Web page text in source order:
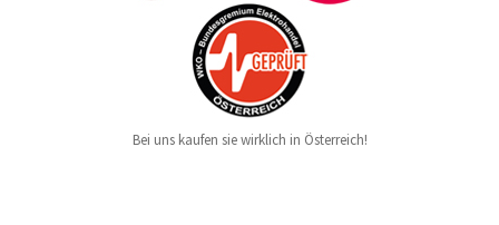
Bei uns kaufen sie wirklich in Österreich!